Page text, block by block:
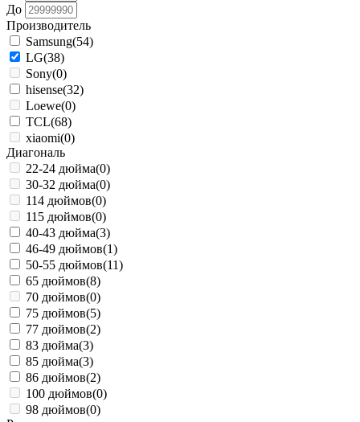
До
Производитель
Samsung(54)
LG(38)
Sony(0)
hisense(32)
Loewe(0)
TCL(68)
xiaomi(0)
Диагональ
22-24 дюйма(0)
30-32 дюйма(0)
114 дюймов(0)
115 дюймов(0)
40-43 дюйма(3)
46-49 дюймов(1)
50-55 дюймов(11)
65 дюймов(8)
70 дюймов(0)
75 дюймов(5)
77 дюймов(2)
83 дюйма(3)
85 дюйма(3)
86 дюймов(2)
100 дюймов(0)
98 дюймов(0)